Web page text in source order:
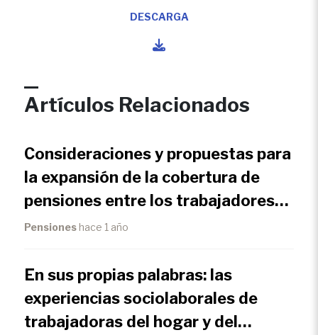
DESCARGA
Artículos Relacionados
Consideraciones y propuestas para
la expansión de la cobertura de
pensiones entre los trabajadores
independientes en el Perú
Pensiones hace 1 año
En sus propias palabras: las
experiencias sociolaborales de
trabajadoras del hogar y del